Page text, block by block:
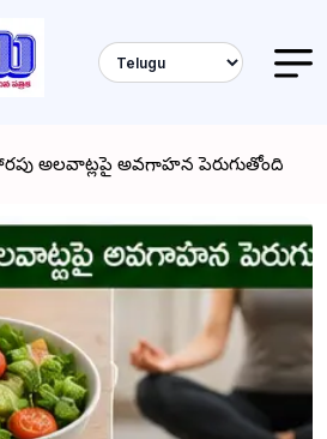
అలవాట్లపై అవగాహన పెరుగుతోంది